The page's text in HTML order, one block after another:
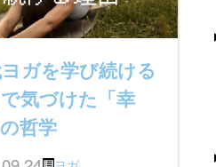
ガを学び続ける
気づけた「幸
哲学